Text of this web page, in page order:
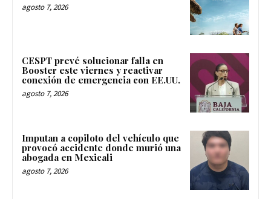
agosto 7, 2026
CESPT prevé solucionar falla en
Booster este viernes y reactivar
conexión de emergencia con EE.UU.
agosto 7, 2026
Imputan a copiloto del vehículo que
provocó accidente donde murió una
abogada en Mexicali
agosto 7, 2026